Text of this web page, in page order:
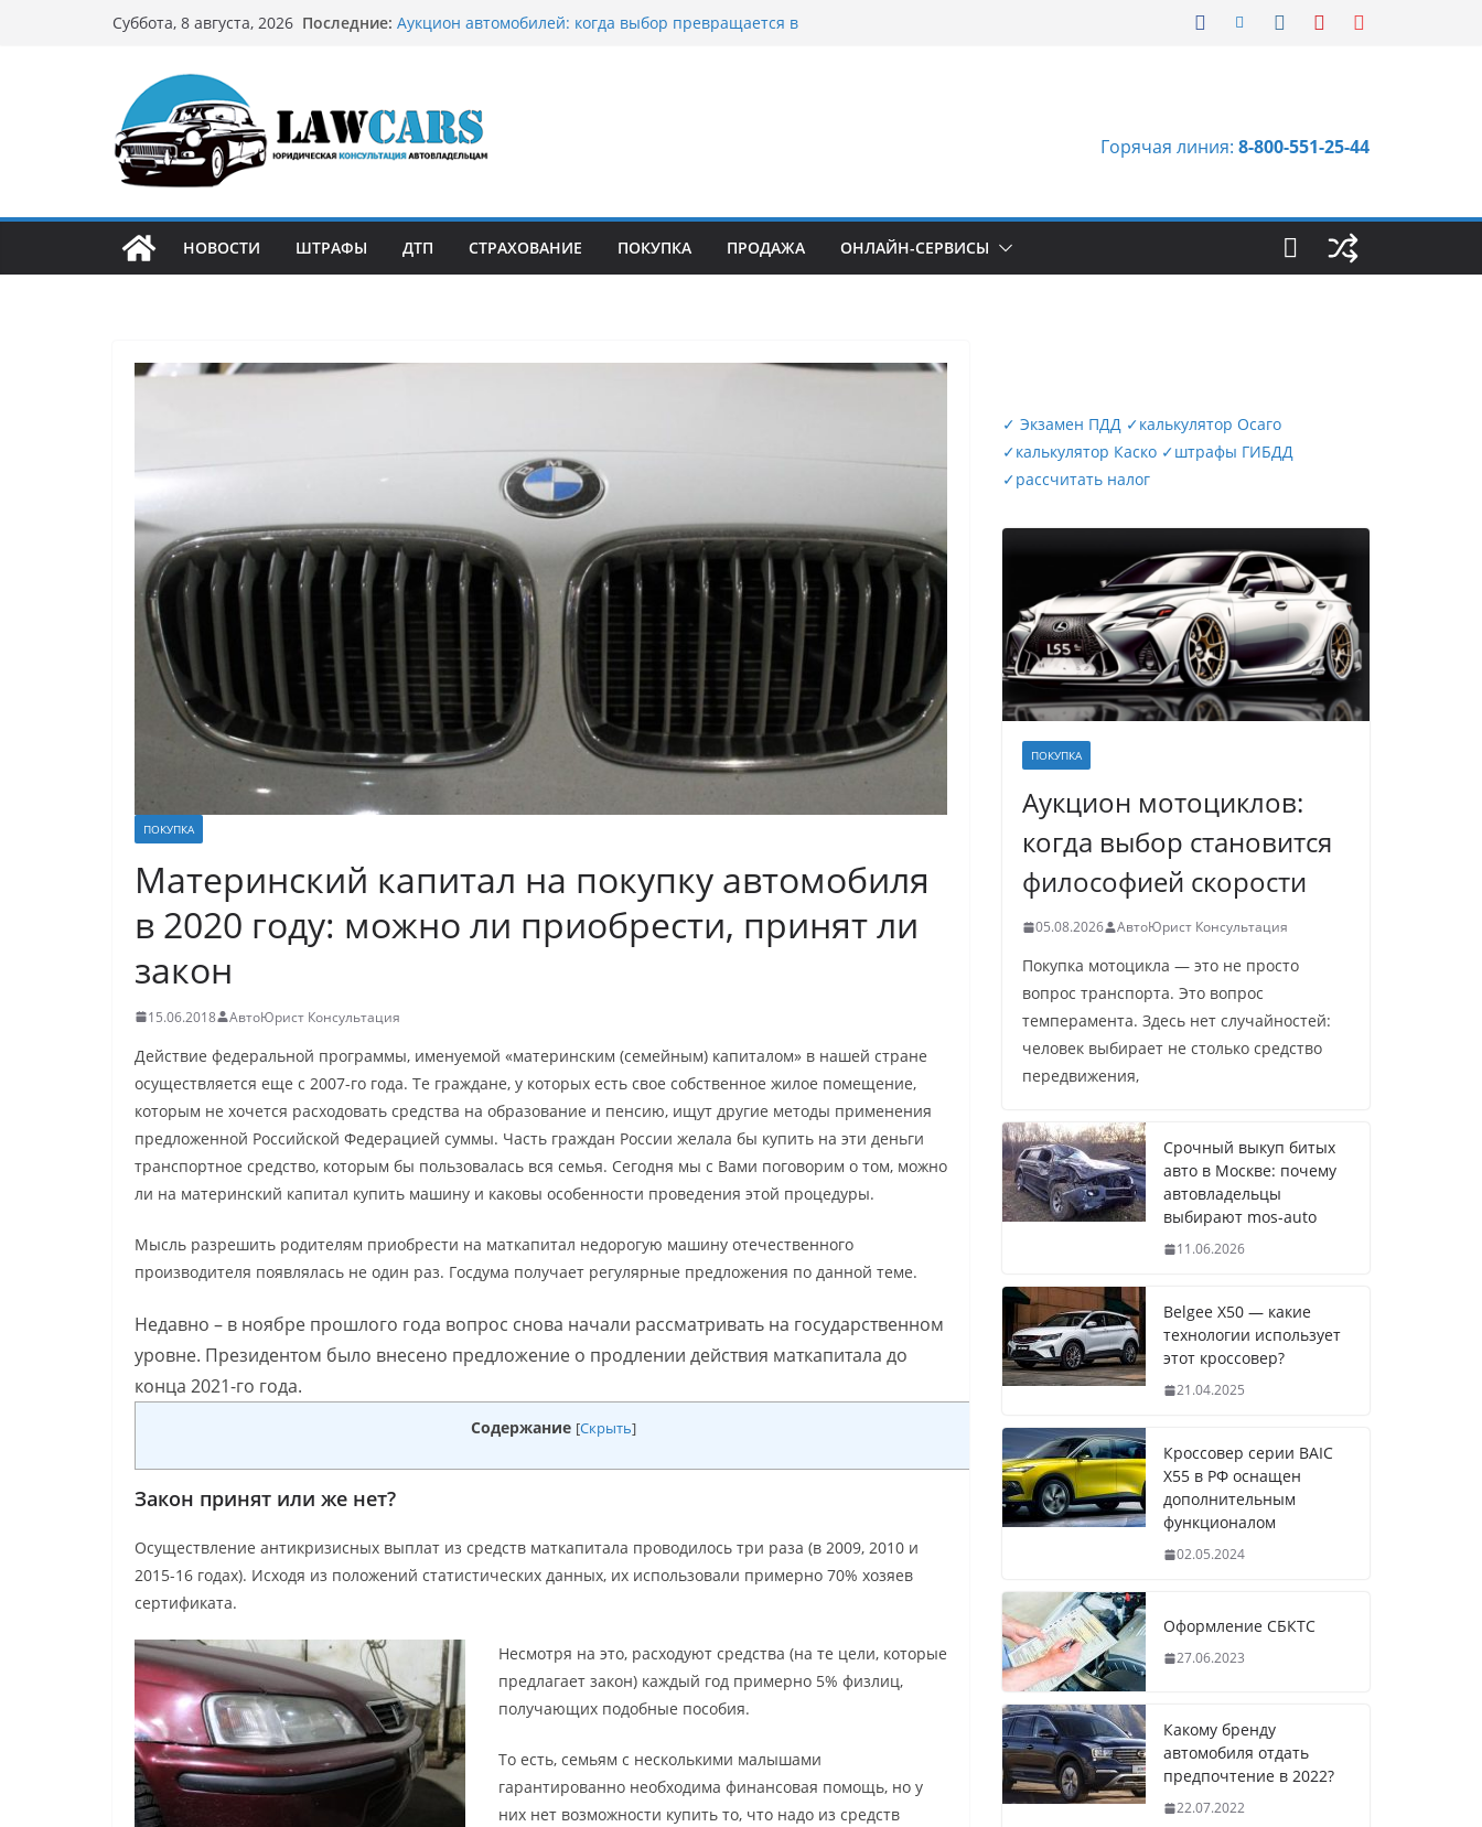
Суббота, 8 августа, 2026 Последние: Аукцион автомобилей: когда выбор превращается в
Срочный выкуп битых авто в Москве: почему
автовладельцы выбирают mos-auto
Бриллиантовые серьги: вечная классика или
может подойти
Горячая линия: 8-800-551-25-44
НОВОСТИ ШТРАФЫ ДТП СТРАХОВАНИЕ ПОКУПКА ПРОДАЖА ОНЛАЙН-СЕРВИСЫ
ПОКУПКА
Материнский капитал на покупку автомобиля
в 2020 году: можно ли приобрести, принят ли
закон
15.06.2018 АвтоЮрист Консультация
Действие федеральной программы, именуемой «материнским (семейным) капиталом» в нашей стране
осуществляется еще с 2007-го года. Те граждане, у которых есть свое собственное жилое помещение,
которым не хочется расходовать средства на образование и пенсию, ищут другие методы применения
предложенной Российской Федерацией суммы. Часть граждан России желала бы купить на эти деньги
транспортное средство, которым бы пользовалась вся семья. Сегодня мы с Вами поговорим о том, можно
ли на материнский капитал купить машину и каковы особенности проведения этой процедуры.
Мысль разрешить родителям приобрести на маткапитал недорогую машину отечественного
производителя появлялась не один раз. Госдума получает регулярные предложения по данной теме.
Недавно – в ноябре прошлого года вопрос снова начали рассматривать на государственном
уровне. Президентом было внесено предложение о продлении действия маткапитала до
конца 2021-го года.
Содержание [Скрыть]
Закон принят или же нет?
Осуществление антикризисных выплат из средств маткапитала проводилось три раза (в 2009, 2010 и
2015-16 годах). Исходя из положений статистических данных, их использовали примерно 70% хозяев
сертификата.
Несмотря на это, расходуют средства (на те цели, которые
предлагает закон) каждый год примерно 5% физлиц,
получающих подобные пособия.
То есть, семьям с несколькими малышами
гарантированно необходима финансовая помощь, но у
них нет возможности купить то, что надо из средств
✓ Экзамен ПДД ✓калькулятор Осаго
✓калькулятор Каско ✓штрафы ГИБДД
✓рассчитать налог
ПОКУПКА
Аукцион мотоциклов:
когда выбор становится
философией скорости
05.08.2026 АвтоЮрист Консультация
Покупка мотоцикла — это не просто
вопрос транспорта. Это вопрос
темперамента. Здесь нет случайностей:
человек выбирает не столько средство
передвижения,
Срочный выкуп битых
авто в Москве: почему
автовладельцы
выбирают mos-auto
11.06.2026
Belgee X50 — какие
технологии использует
этот кроссовер?
21.04.2025
Кроссовер серии BAIC
X55 в РФ оснащен
дополнительным
функционалом
02.05.2024
Оформление СБКТС
27.06.2023
Какому бренду
автомобиля отдать
предпочтение в 2022?
22.07.2022